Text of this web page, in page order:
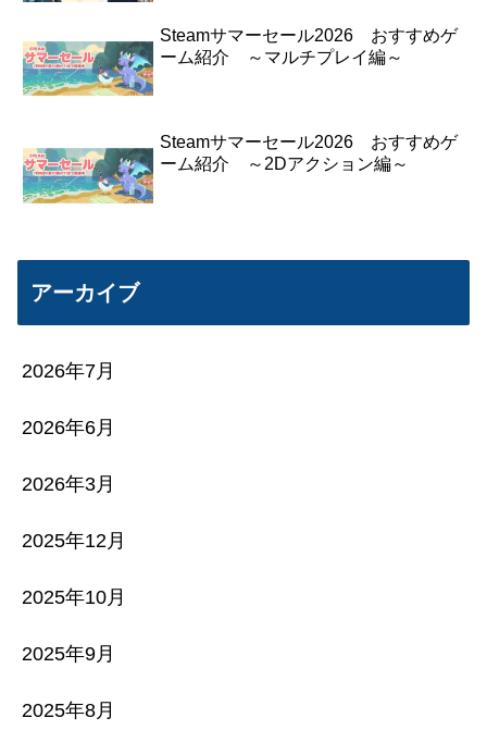
Steamサマーセール2026 おすすめゲ
ーム紹介 ～マルチプレイ編～
Steamサマーセール2026 おすすめゲ
ーム紹介 ～2Dアクション編～
アーカイブ
2026年7月
2026年6月
2026年3月
2025年12月
2025年10月
2025年9月
2025年8月